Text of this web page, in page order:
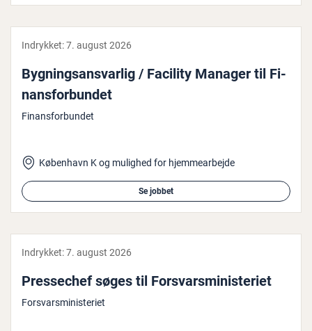
Indrykket:7. august 2026
Byg­nings­ansvar­lig / Facility Manager til Fi­
nans­for­bun­det
Finansforbundet
København K og mulighed for hjemmearbejde
Se jobbet
Indrykket:7. august 2026
Pres­se­chef søges til For­svars­mi­ni­ste­ri­et
Forsvarsministeriet